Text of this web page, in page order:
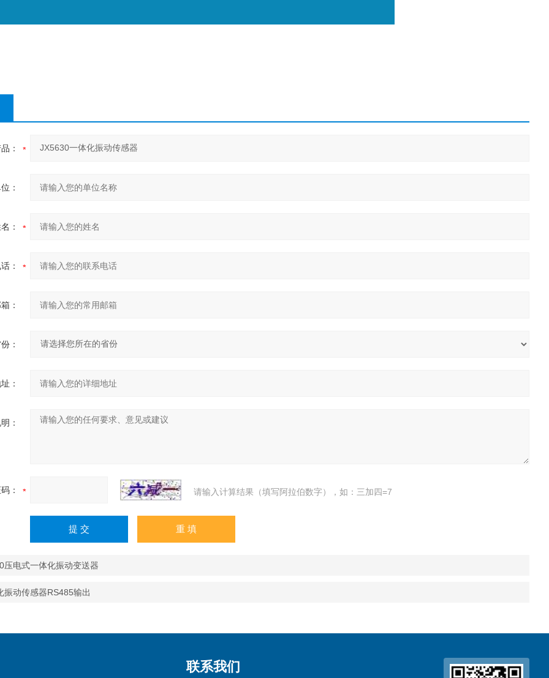
：
：
：
：
：
：
：
：
： 请输入计算结果（填写阿拉伯数字），如：三加四=7
压电式一体化振动变送器
振动传感器RS485输出
联系我们